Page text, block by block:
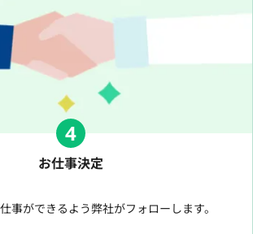
4
お仕事決定
事ができるよう弊社がフォローします。